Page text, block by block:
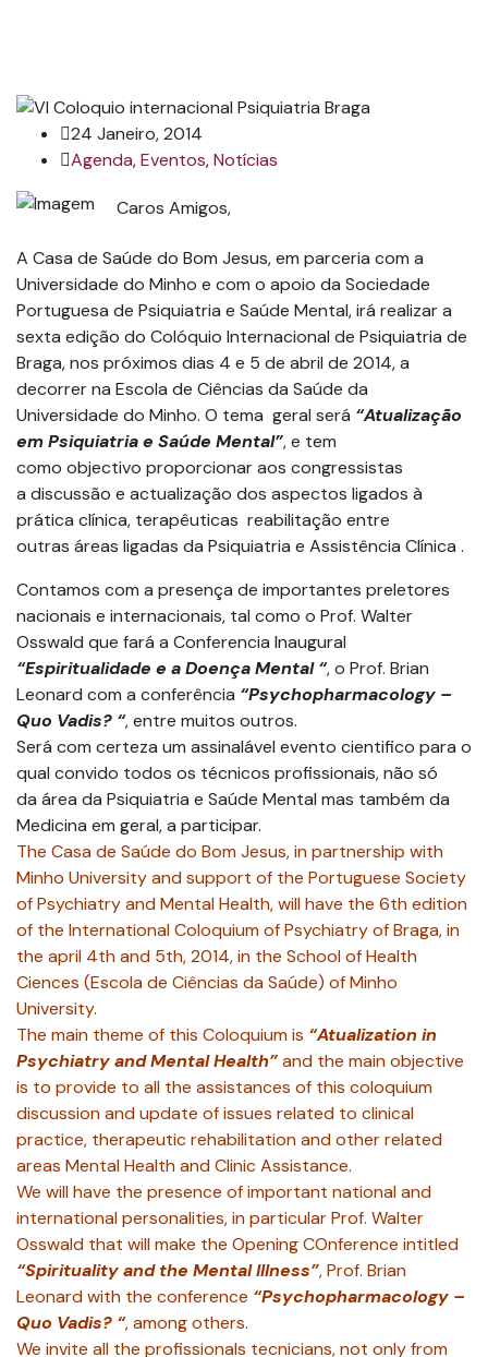
24 Janeiro, 2014
Agenda,Eventos,Notícias
Caros Amigos,
A Casa de Saúde do Bom Jesus, em parceria com a
Universidade do Minho e com o apoio da Sociedade
Portuguesa de Psiquiatria e Saúde Mental, irá realizar a
sexta edição do Colóquio Internacional de Psiquiatria de
Braga, nos próximos dias 4 e 5 de abril de 2014, a
decorrer na Escola de Ciências da Saúde da
Universidade do Minho. O tema geral será “Atualização
em Psiquiatria e Saúde Mental”, e tem
como objectivo proporcionar aos congressistas
a discussão e actualização dos aspectos ligados à
prática clínica, terapêuticas reabilitação entre
outras áreas ligadas da Psiquiatria e Assistência Clínica .
Contamos com a presença de importantes preletores
nacionais e internacionais, tal como o Prof. Walter
Osswald que fará a Conferencia Inaugural
“Espiritualidade e a Doença Mental “, o Prof. Brian
Leonard com a conferência “Psychopharmacology –
Quo Vadis? “, entre muitos outros.
Será com certeza um assinalável evento cientifico para o
qual convido todos os técnicos profissionais, não só
da área da Psiquiatria e Saúde Mental mas também da
Medicina em geral, a participar.
The Casa de Saúde do Bom Jesus, in partnership with
Minho University and support of the Portuguese Society
of Psychiatry and Mental Health, will have the 6th edition
of the International Coloquium of Psychiatry of Braga, in
the april 4th and 5th, 2014, in the School of Health
Ciences (Escola de Ciências da Saúde) of Minho
University.
The main theme of this Coloquium is “Atualization in
Psychiatry and Mental Health”and the main objective
is to provide to all the assistances of this coloquium
discussion and update of issues related to clinical
practice, therapeutic rehabilitation and other related
areas Mental Health and Clinic Assistance.
We will have the presence of important national and
international personalities, in particular Prof. Walter
Osswald that will make the Opening COnference intitled
“Spirituality and the Mental Illness”, Prof. Brian
Leonard with the conference “Psychopharmacology –
Quo Vadis? “, among others.
We invite all the profissionals tecnicians, not only from